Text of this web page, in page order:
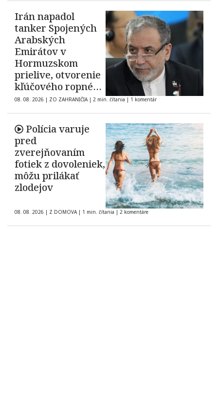
Irán napadol
tanker Spojených
Arabských
Emirátov v
Hormuzskom
prielive, otvorenie
kľúčového ropného
koridoru ostáva
neisté
08. 08. 2026 | ZO ZAHRANIČIA | 2 min. čítania | 1 komentár
Polícia varuje
pred
zverejňovaním
fotiek z dovoleniek,
môžu prilákať
zlodejov
08. 08. 2026 | Z DOMOVA | 1 min. čítania | 2 komentáre